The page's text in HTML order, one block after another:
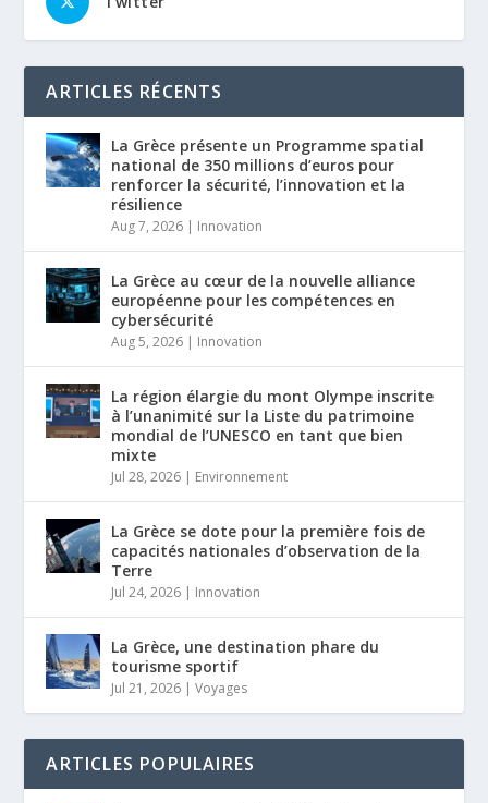
ARTICLES RÉCENTS
La Grèce présente un Programme spatial
national de 350 millions d’euros pour
renforcer la sécurité, l’innovation et la
résilience
Aug 7, 2026 | Innovation
La Grèce au cœur de la nouvelle alliance
européenne pour les compétences en
cybersécurité
Aug 5, 2026 | Innovation
La région élargie du mont Olympe inscrite
à l’unanimité sur la Liste du patrimoine
mondial de l’UNESCO en tant que bien
mixte
Jul 28, 2026 | Environnement
La Grèce se dote pour la première fois de
capacités nationales d’observation de la
Terre
Jul 24, 2026 | Innovation
La Grèce, une destination phare du
tourisme sportif
Jul 21, 2026 |Voyages
ARTICLES POPULAIRES